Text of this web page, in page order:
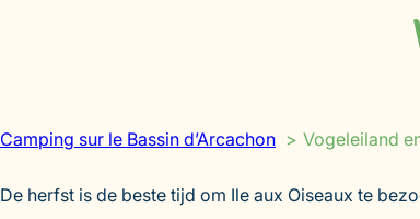
Camping sur le Bassin d’Arcachon Vogeleiland
De herfst is de beste tijd om Ile aux Oiseaux te